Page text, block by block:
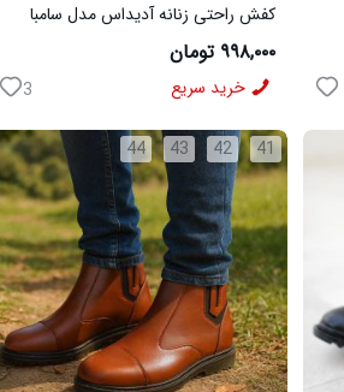
کفش راحتی زنانه آدیداس مدل سامبا
قهوه ای
۹۹۸,۰۰۰ تومان
خرید سریع 3
41
42
43
44